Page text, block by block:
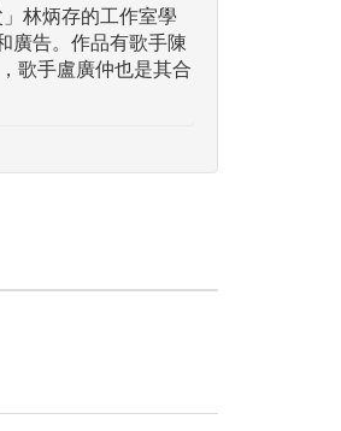
林炳存的工作室學
廣告。作品有歌手陳
歌手盧廣仲也是其合